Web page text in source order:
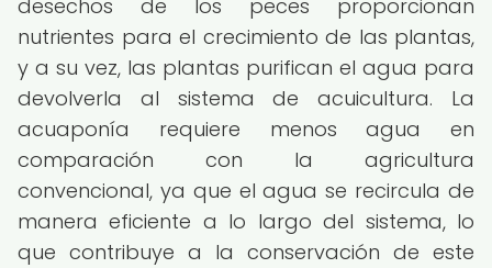
desechos de los peces proporcionan
nutrientes para el crecimiento de las plantas,
y a su vez, las plantas purifican el agua para
devolverla al sistema de acuicultura. La
acuaponía requiere menos agua en
comparación con la agricultura
convencional, ya que el agua se recircula de
manera eficiente a lo largo del sistema, lo
que contribuye a la conservación de este